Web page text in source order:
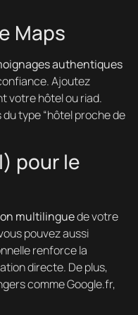
Maps
authentiques
Ajoutez
votre hôtel ou riad.
type “hôtel proche de
pour le
multilinguede votre
pouvez aussi
renforce la
directe. De plus,
comme Google.fr,